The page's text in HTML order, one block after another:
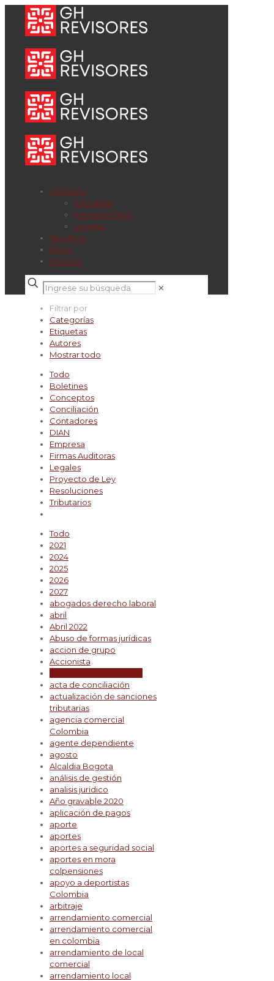
Servicios
Contables
Revisoría fiscal
Legales
Nosotros
Blogs
Noticias
✕
Filtrar por
Categorías
Etiquetas
Autores
Mostrar todo
Todo
Boletines
Conceptos
Conciliación
Contadores
DIAN
Empresa
Firmas Auditoras
Legales
Proyecto de Ley
Resoluciones
Tributarios
Todo
2021
2024
2025
2026
2027
abogados derecho laboral
abril
Abril 2022
Abuso de formas jurídicas
accion de grupo
Accionista
acta de conciliación
actualización de sanciones
tributarias
agencia comercial
Colombia
agente dependiente
agosto
Alcaldia Bogota
análisis de gestión
analisis juridico
Año gravable 2020
aplicación de pagos
aporte
aportes
aportes a seguridad social
aportes en mora
colpensiones
apoyo a deportistas
Colombia
arbitraje
arrendamiento comercial
arrendamiento comercial
en colombia
arrendamiento de local
comercial
arrendamiento local